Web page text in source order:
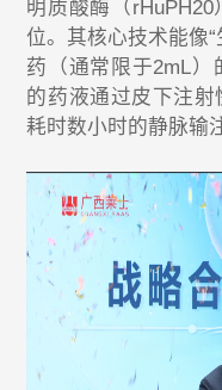
明质酸酶（
位。其核心技术能像
药（通常限于2mL
的药液通过皮下注
耗时数小时的静脉输